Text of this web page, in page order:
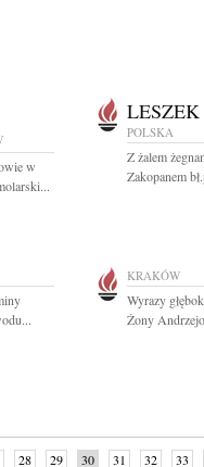
w
POLSKA
Z żalem
Zakopanem
KRAKÓW
Wyrazy
Żony
28 29 30 31 32 33